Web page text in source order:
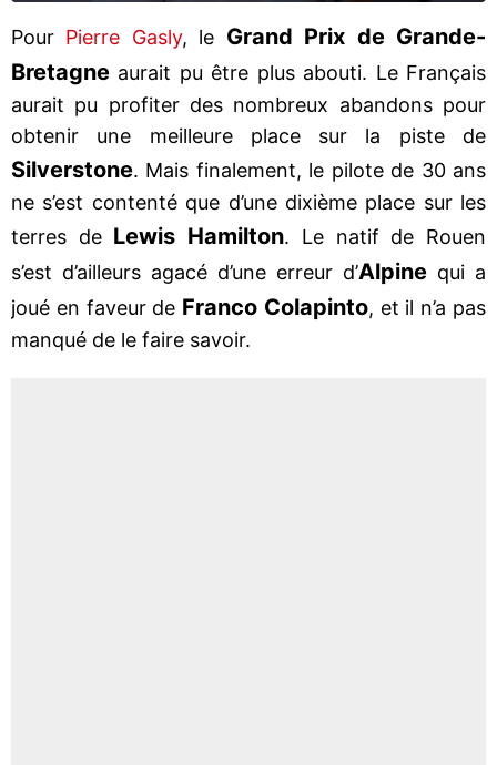
Pour Pierre Gasly, le Grand Prix de Grande-
Bretagne aurait pu être plus abouti. Le Français
aurait pu profiter des nombreux abandons pour
obtenir une meilleure place sur la piste de
Silverstone. Mais finalement, le pilote de 30 ans
ne s’est contenté que d’une dixième place sur les
terres de Lewis Hamilton. Le natif de Rouen
s’est d’ailleurs agacé d’une erreur d’Alpine qui a
joué en faveur de Franco Colapinto, et il n’a pas
manqué de le faire savoir.